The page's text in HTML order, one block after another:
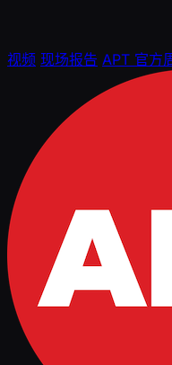
视频 现场报告 APT 官方